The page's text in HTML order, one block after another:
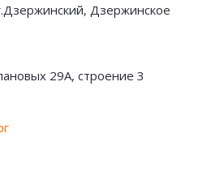
Дзержинское
29А, строение 3